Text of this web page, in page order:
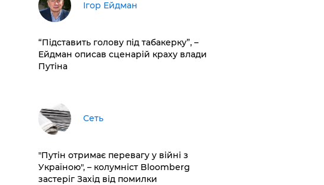
Ігор Ейдман
​“Підставить голову під табакерку”, –
Ейдман описав сценарій краху влади
Путіна
Сеть
"Путін отримає перевагу у війні з
Україною", – колумніст Bloomberg
застеріг Захід від помилки